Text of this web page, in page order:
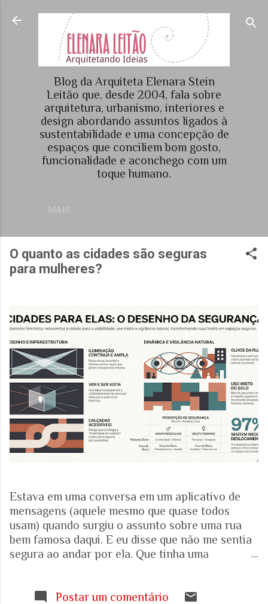
Pular para o conteúdo principal
Blog da Arquiteta Elenara Stein
Leitão que, desde 2004, fala sobre
arquitetura, urbanismo, interiores e
design abordando assuntos ligados à
sustentabilidade e uma concepção de
espaços que conciliem bom gosto,
funcionalidade e aconchego com um
toque humano.
O quanto as cidades são seguras
para mulheres?
Estava em uma conversa em um aplicativo de
mensagens (aquele mesmo que quase todos
usam) quando surgiu o assunto sobre uma rua
bem famosa daqui. E eu disse que não me sentia
segura ao andar por ela. Que tinha uma
visão (e experiência) das mulheres sobre o que é
Postar um comentário